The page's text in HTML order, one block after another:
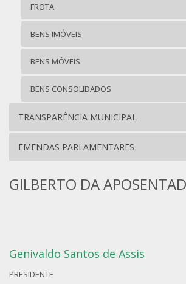
FROTA
BENS IMÓVEIS
BENS MÓVEIS
BENS CONSOLIDADOS
TRANSPARÊNCIA MUNICIPAL
EMENDAS PARLAMENTARES
GILBERTO DA
Genivaldo Santos de Assis
PRESIDENTE